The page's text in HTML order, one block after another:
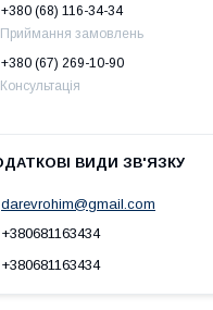
+380 (68) 116-34-34
Приймання замовлень
+380 (67) 269-10-90
Консультація
darevrohim@gmail.com
+380681163434
+380681163434